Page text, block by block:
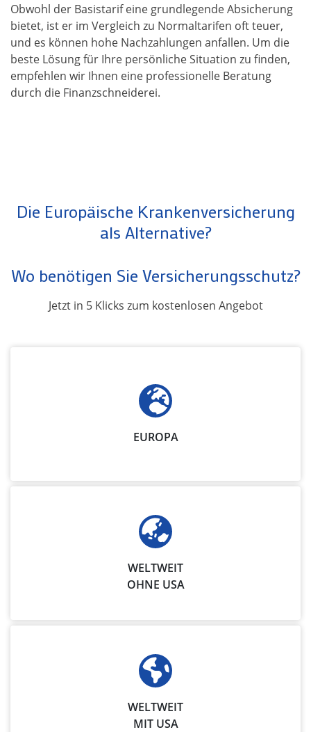
Obwohl der Basistarif eine grundlegende Absicherung
bietet, ist er im Vergleich zu Normaltarifen oft teuer,
und es können hohe Nachzahlungen anfallen. Um die
beste Lösung für Ihre persönliche Situation zu finden,
empfehlen wir Ihnen eine professionelle Beratung
durch die Finanzschneiderei.
Die Europäische Krankenversicherung
als Alternative?
Wo benötigen Sie Versicherungsschutz?
Jetzt in 5 Klicks zum kostenlosen Angebot
EUROPA
WELTWEIT
OHNE USA
WELTWEIT
MIT USA